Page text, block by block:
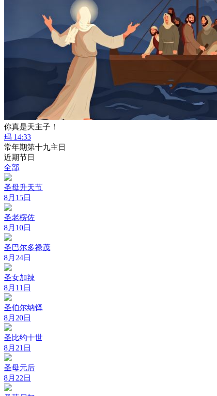
你真是天主子！
玛 14:33
常年期第十九主日
近期节日
全部
圣母升天节
8月15日
圣老楞佐
8月10日
圣巴尔多禄茂
8月24日
圣女加辣
8月11日
圣伯尔纳铎
8月20日
圣比约十世
8月21日
圣母元后
8月22日